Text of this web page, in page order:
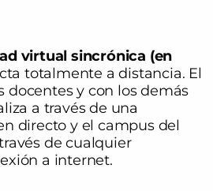
virtual sincrónica (en
totalmente a distancia. El
docentes y con los demás
a través de una
directo y el campus del
de cualquier
a internet.